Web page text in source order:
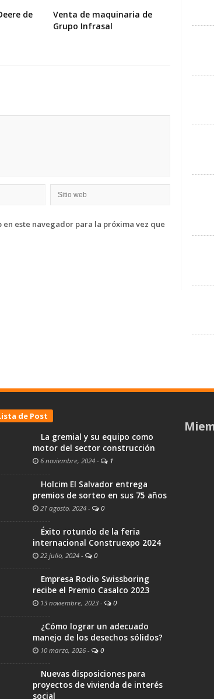
de
Venta de maquinaria de
Grupo Infrasal
este navegador para la próxima vez que
de Post
La gremial y su equipo como
motor del sector construcción
6 noviembre, 2024 - 1
Holcim El Salvador entrega
premios de sorteo en sus 75 años
21 agosto, 2024 - 0
Éxito rotundo de la feria
internacional Construexpo 2024
22 julio, 2024 - 0
Empresa Rodio Swissboring
recibe el Premio Casalco 2023
13 noviembre, 2023 - 0
¿Cómo lograr un adecuado
manejo de los desechos sólidos?
10 marzo, 2026 - 0
Nuevas disposiciones para
proyectos de vivienda de interés
social